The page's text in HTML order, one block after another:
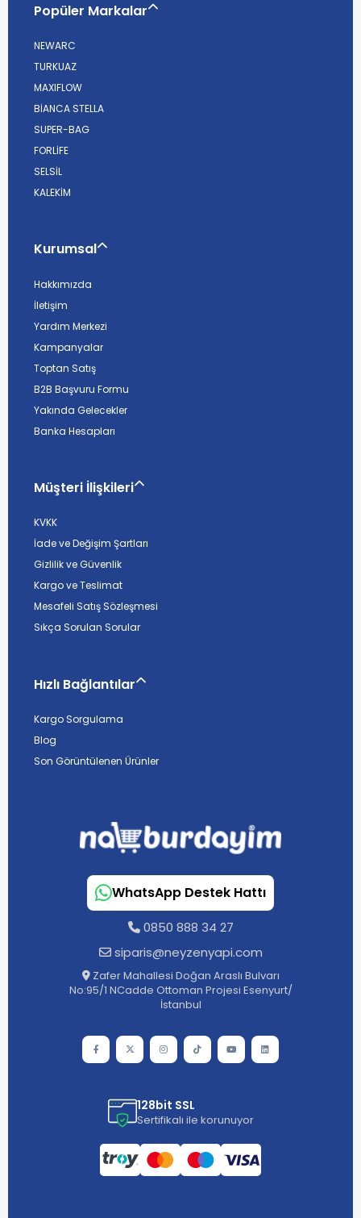
Popüler Markalar
NEWARC
TURKUAZ
MAXIFLOW
BİANCA STELLA
SUPER-BAG
FORLİFE
SELSİL
KALEKİM
Kurumsal
Hakkımızda
İletişim
Yardım Merkezi
Kampanyalar
Toptan Satış
B2B Başvuru Formu
Yakında Gelecekler
Banka Hesapları
Müşteri İlişkileri
KVKK
İade ve Değişim Şartları
Gizlilik ve Güvenlik
Kargo ve Teslimat
Mesafeli Satış Sözleşmesi
Sıkça Sorulan Sorular
Hızlı Bağlantılar
Kargo Sorgulama
Blog
Son Görüntülenen Ürünler
WhatsApp Destek Hattı
0850 888 34 27
siparis@neyzenyapi.com
Zafer Mahallesi Doğan Araslı Bulvarı
No:95/1 NCadde Ottoman Projesi Esenyurt/
İstanbul
128bit SSL
Sertifikalı ile korunuyor